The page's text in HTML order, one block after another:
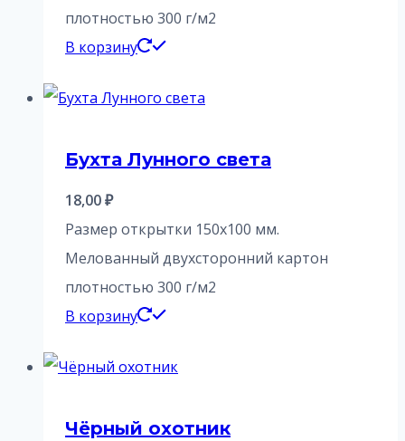
плотностью 300 г/м2
В корзину
Бухта Лунного света
18,00₽
Размер открытки 150х100 мм.
Мелованный двухсторонний картон
плотностью 300 г/м2
В корзину
Чёрный охотник